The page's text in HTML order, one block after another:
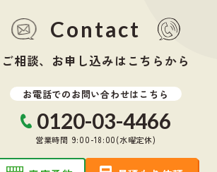
Contact
ご相談、お申し込みはこちらから
お電話でのお問い合わせはこちら
0120-03-4466
営業時間 9:00-18:00(水曜定休)